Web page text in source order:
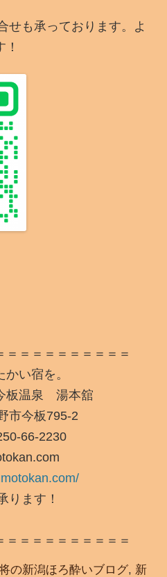
せも承っております。よ
＝＝＝＝＝＝＝＝＝＝
い宿を。
板温泉 湯本舘
市今板795-2
66-2230
ります！
＝＝＝＝＝＝＝＝＝＝
の新潟ほろ酔いブログ, 新